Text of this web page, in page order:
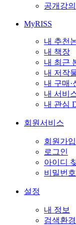
공개강의
MyRISS
내 추천
내 책장
내 최근
내 저작
내 구매·
내 서비
내 관심
회원서비스
회원가입
로그인
아이디
비밀번호
설정
내 정보
검색환